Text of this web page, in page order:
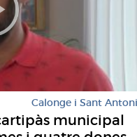
Calonge i Sant Antoni
municipal